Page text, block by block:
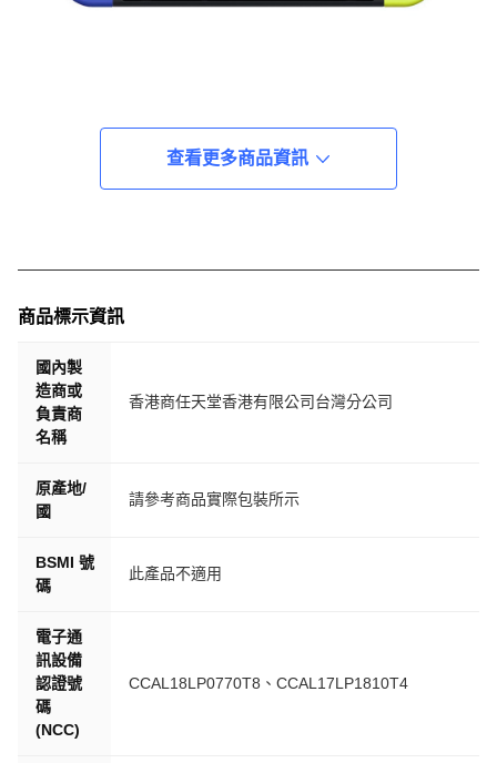
查看更多商品資訊
商品標示資訊
國內製
造商或
負責商
名稱
香港商任天堂香港有限公司台灣分公司
原產地/
國
請參考商品實際包裝所示
BSMI 號
碼
此產品不適用
電子通
訊設備
認證號
碼
(NCC)
CCAL18LP0770T8、CCAL17LP1810T4